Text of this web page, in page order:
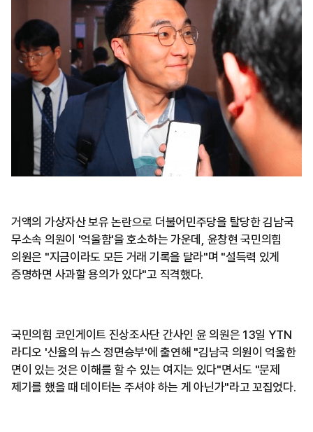
거액의 가상자산 보유 논란으로 더불어민주당을 탈당한 김남국
무소속 의원이 '억울함'을 호소하는 가운데, 윤창현 국민의힘
의원은 "지금이라도 모든 거래 기록을 달라"며 "설득력 있게
증명하면 사과할 용의가 있다"고 직격했다.
국민의힘 코인게이트 진상조사단 간사인 윤 의원은 13일 YTN
라디오 '신율의 뉴스 정면승부'에 출연해 "김남국 의원이 억울한
면이 있는 것은 이해를 할 수 있는 여지는 있다"면서도 "문제
제기를 했을 때 데이터는 주셔야 하는 게 아닌가"라고 꼬집었다.